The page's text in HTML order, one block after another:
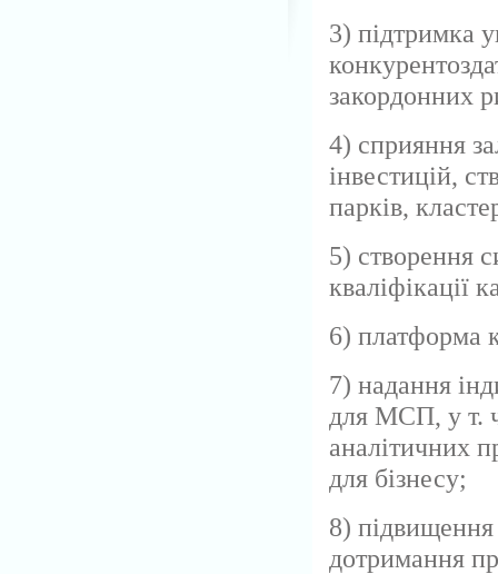
3) підтримка
закордонних
4) сприяння
інвестицій,
парків,
5) створення
кваліфікації
6) платформа
7) надання
для МСП, у т.
аналітичних
для бізнесу;
8) підвищення
дотримання